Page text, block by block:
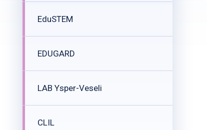
EduSTEM
EDUGARD
LAB Ysper-Veseli
CLIL